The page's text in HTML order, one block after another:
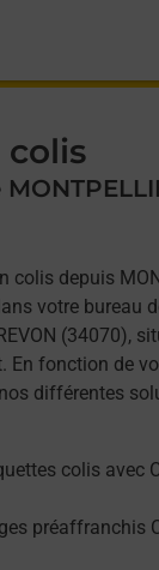
colis
colis depuis
votre bureau
(34070),
En fonction de
différentes
colis avec
préaffranchis